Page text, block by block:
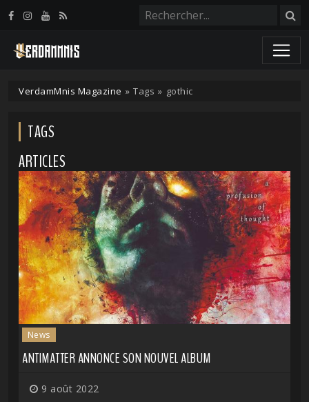
VerdamMnis Magazine » Tags » gothic
TAGS
ARTICLES
News
ANTIMATTER ANNONCE SON NOUVEL ALBUM
9 août 2022
Panneau de gestion des cookies